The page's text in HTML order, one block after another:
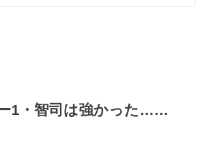
1・智司は強かった……